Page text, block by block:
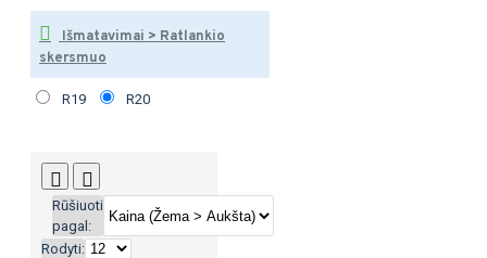
Išmatavimai > Ratlankio
skersmuo
R19 R20
Rūšiuoti
pagal:
Rodyti: